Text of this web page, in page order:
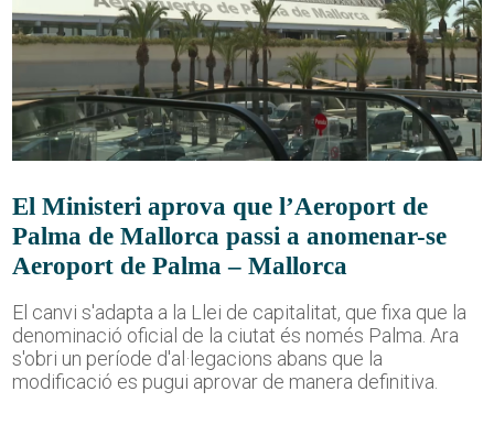
El Ministeri aprova que l’Aeroport de
Palma de Mallorca passi a anomenar-se
Aeroport de Palma – Mallorca
El canvi s'adapta a la Llei de capitalitat, que fixa que la
denominació oficial de la ciutat és només Palma. Ara
s'obri un període d'al·legacions abans que la
modificació es pugui aprovar de manera definitiva.